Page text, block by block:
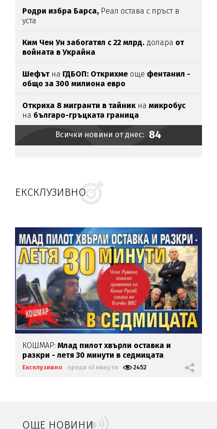
Родри избра Барса, Реал остава с пръст в
уста
Ким Чен Ун забогатял с 22 млрд. долара от
войната в Украйна
Шефътна ГДБОП: Открихме още фентанил -
общо за 300 милиона евро
Откриха 8 мигранти в тайник намикробус
на българо-гръцката граница
Всички новини от днес: 84
ЕКСКЛУЗИВНО
КОШМАР:Млад пилот хвърли оставка и
разкри - летя 30 минути в седмицата
Ексклузивно преди 41 минути 2452
ОЩЕ НОВИНИ